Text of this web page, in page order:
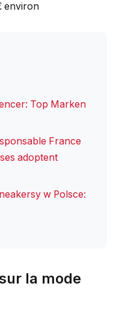
environ
Top Marken
France
adoptent
w Polsce:
la mode